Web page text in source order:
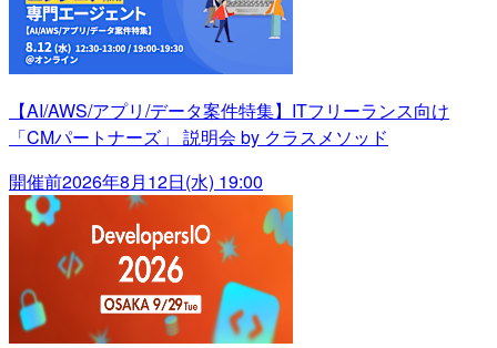
【AI/AWS/アプリ/データ案件特集】ITフリーランス向け
「CMパートナーズ」 説明会 by クラスメソッド
開催前2026年8月12日(水) 19:00